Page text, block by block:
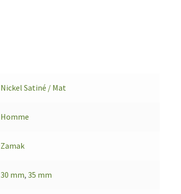
Nickel Satiné / Mat
Homme
Zamak
30 mm,35 mm